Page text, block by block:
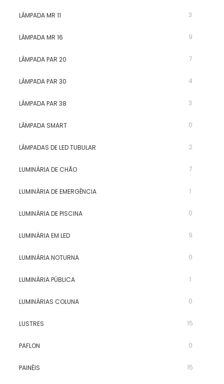
LÂMPADA MR 11 3
LÂMPADA MR 16 9
LÂMPADA PAR 20 7
LÂMPADA PAR 30 4
LÂMPADA PAR 38 3
LÂMPADA SMART 0
LÂMPADAS DE LED TUBULAR 2
LUMINÁRIA DE CHÃO 7
LUMINÁRIA DE EMERGÊNCIA 1
LUMINÁRIA DE PISCINA 0
LUMINÁRIA EM LED 9
LUMINÁRIA NOTURNA 0
LUMINÁRIA PÚBLICA 1
LUMINÁRIAS COLUNA 0
LUSTRES 15
PAFLON 0
PAINÉIS 15